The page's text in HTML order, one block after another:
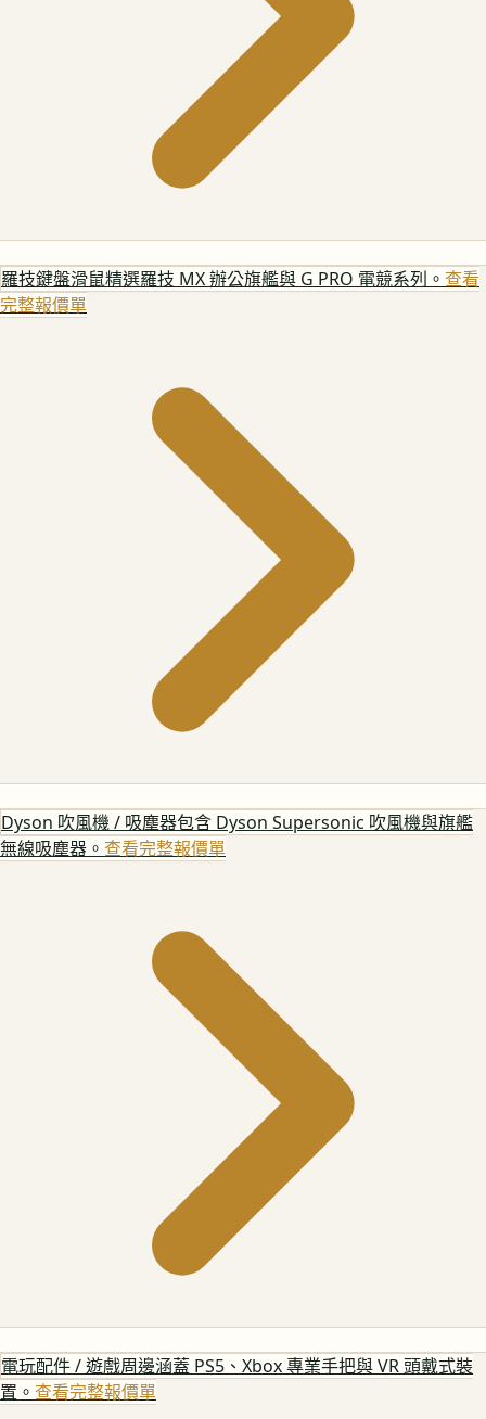
羅技鍵盤滑鼠精選羅技 MX 辦公旗艦與 G PRO 電競系列。 查看
完整報價單
Dyson 吹風機 / 吸塵器包含 Dyson Supersonic 吹風機與旗艦
無線吸塵器。 查看完整報價單
電玩配件 / 遊戲周邊涵蓋 PS5、Xbox 專業手把與 VR 頭戴式裝
置。 查看完整報價單